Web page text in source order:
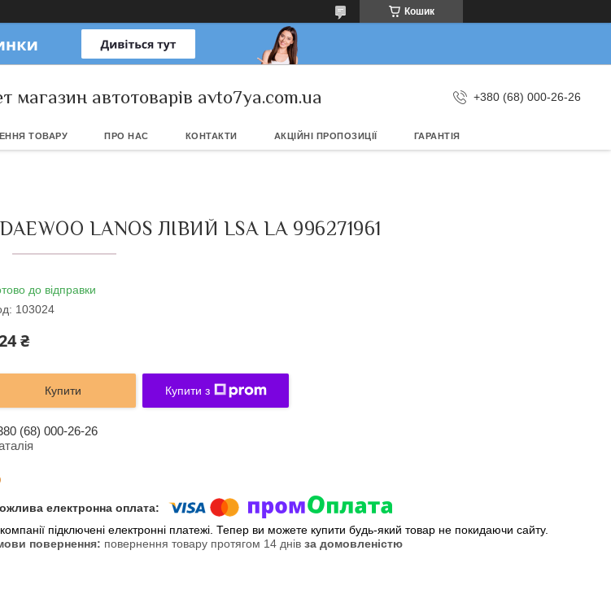
Кошик
магазин автотоварів avto7ya.com.ua +380 (68) 000-26-26
ТОВАРУ ПРО НАС КОНТАКТИ АКЦІЙНІ ПРОПОЗИЦІЇ ГАРАНТІЯ
LANOS ЛІВИЙ LSA LA 996271961
до відправки
103024
₴
Купити Купити з
(68) 000-26-26
підключені електронні платежі. Тепер ви можете купити будь-який товар не покидаючи сайту.
повернення товару протягом 14 днів за домовленістю